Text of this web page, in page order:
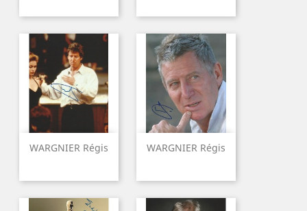
WARGNIER Régis WARGNIER Régis